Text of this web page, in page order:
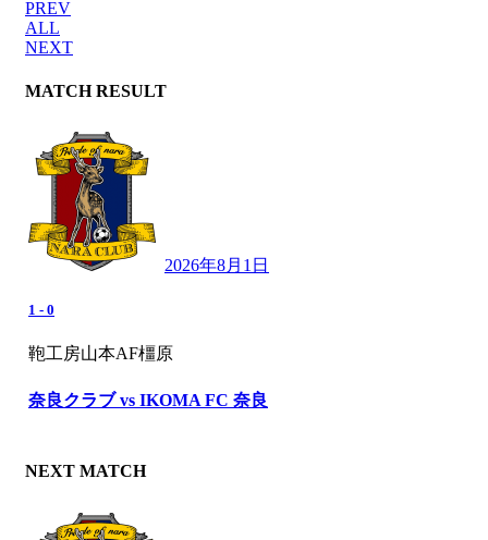
PREV
ALL
NEXT
MATCH RESULT
2026年8月1日
1 - 0
鞄工房山本AF橿原
奈良クラブ vs IKOMA FC 奈良
NEXT MATCH